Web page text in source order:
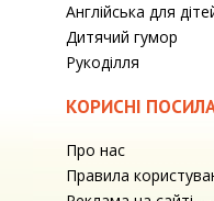
Англійська для
Дитячий гумор
Рукоділля
КОРИСНІ
Про нас
Правила